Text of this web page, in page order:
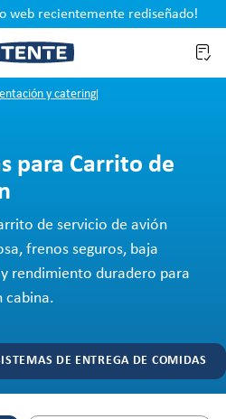
web recientemente rediseñado!
y catering
para Carrito de
de servicio de avión
frenos seguros, baja
rendimiento duradero para
cabina.
DE ENTREGA DE COMIDAS